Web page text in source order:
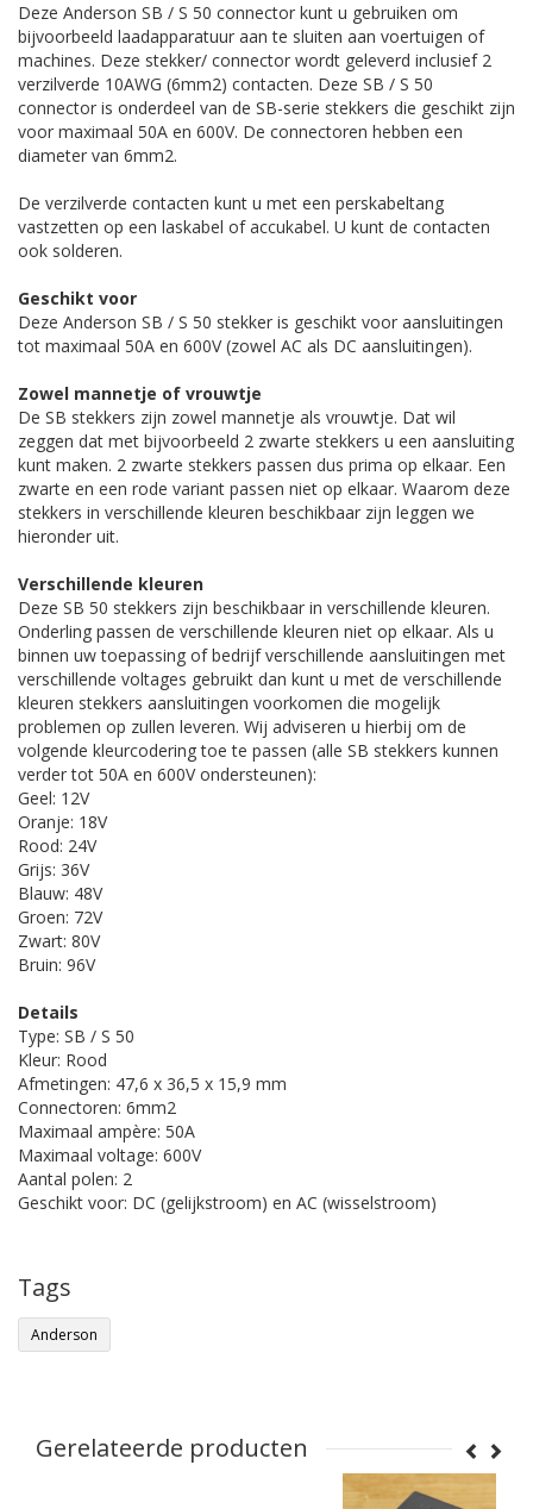
Deze Anderson SB / S 50 connector kunt u gebruiken om
bijvoorbeeld laadapparatuur aan te sluiten aan voertuigen of
machines. Deze stekker/ connector wordt geleverd inclusief 2
verzilverde 10AWG (6mm2) contacten. Deze SB / S 50
connector is onderdeel van de SB-serie stekkers die geschikt zijn
voor maximaal 50A en 600V. De connectoren hebben een
diameter van 6mm2.
De verzilverde contacten kunt u met een perskabeltang
vastzetten op een laskabel of accukabel. U kunt de contacten
ook solderen.
Geschikt voor
Deze Anderson SB / S 50 stekker is geschikt voor aansluitingen
tot maximaal 50A en 600V (zowel AC als DC aansluitingen).
Zowel mannetje of vrouwtje
De SB stekkers zijn zowel mannetje als vrouwtje. Dat wil
zeggen dat met bijvoorbeeld 2 zwarte stekkers u een aansluiting
kunt maken. 2 zwarte stekkers passen dus prima op elkaar. Een
zwarte en een rode variant passen niet op elkaar. Waarom deze
stekkers in verschillende kleuren beschikbaar zijn leggen we
hieronder uit.
Verschillende kleuren
Deze SB 50 stekkers zijn beschikbaar in verschillende kleuren.
Onderling passen de verschillende kleuren niet op elkaar. Als u
binnen uw toepassing of bedrijf verschillende aansluitingen met
verschillende voltages gebruikt dan kunt u met de verschillende
kleuren stekkers aansluitingen voorkomen die mogelijk
problemen op zullen leveren. Wij adviseren u hierbij om de
volgende kleurcodering toe te passen (alle SB stekkers kunnen
verder tot 50A en 600V ondersteunen):
Geel: 12V
Oranje: 18V
Rood: 24V
Grijs: 36V
Blauw: 48V
Groen: 72V
Zwart: 80V
Bruin: 96V
Details
Type: SB / S 50
Kleur: Rood
Afmetingen: 47,6 x 36,5 x 15,9 mm
Connectoren: 6mm2
Maximaal ampère: 50A
Maximaal voltage: 600V
Aantal polen: 2
Geschikt voor: DC (gelijkstroom) en AC (wisselstroom)
Tags
Anderson
Gerelateerde producten